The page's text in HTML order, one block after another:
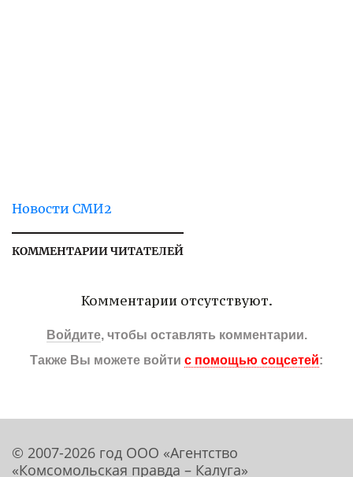
Новости СМИ2
КОММЕНТАРИИ ЧИТАТЕЛЕЙ
Комментарии отсутствуют.
Войдите, чтобы оставлять комментарии.
Также Вы можете войти с помощью соцсетей:
© 2007-2026 год ООО «Агентство
«Комсомольская правда – Калуга»